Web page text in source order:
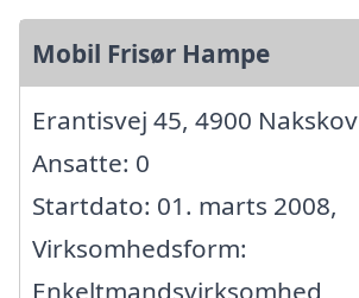
Mobil Frisør Hampe
Erantisvej 45, 4900 Nakskov
Ansatte: 0
Startdato: 01. marts 2008,
Virksomhedsform:
Enkeltmandsvirksomhed